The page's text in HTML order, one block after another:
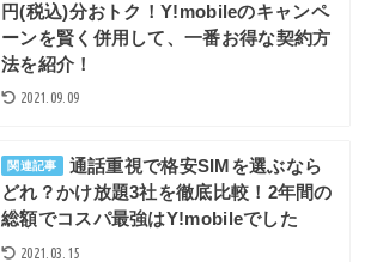
円(税込)分おトク！Y!mobileのキャンペ
ーンを賢く併用して、一番お得な契約方
法を紹介！
2021.09.09
関連記事
通話重視で格安SIMを選ぶなら
どれ？かけ放題3社を徹底比較！2年間の
総額でコスパ最強はY!mobileでした
2021.03.15